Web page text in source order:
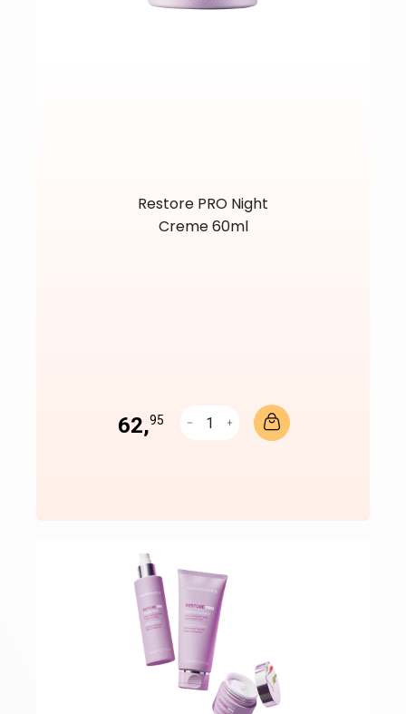
Restore PRO Night
Creme 60ml
62,95